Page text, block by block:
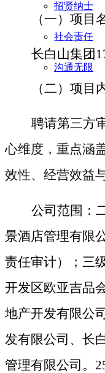
招贤纳士
社会责任
沟通无限
（一） 项目
长白山集团 1
（二） 项目
聘请第三方
心维度，重点涵
效性、经营效益
公司范围：
景酒店管理有限
责任审计）；三
开发区欧亚吉品
地产开发有限公
发有限公司、长
管理有限公司 。 2